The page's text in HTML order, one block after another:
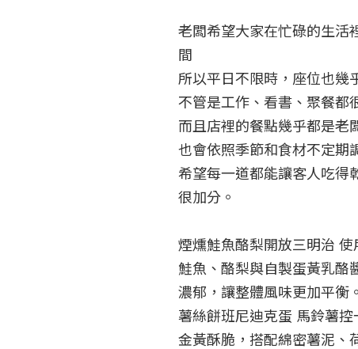
老闆希望大家在忙碌的生活
間
所以平日不限時，座位也幾
不管是工作、看書、聚餐都
而且店裡的餐點幾乎都是老
也會依照季節和食材不定期
希望每一道都能讓客人吃得
很加分。
煙燻鮭魚酪梨開放三明治
鮭魚、酪梨與自製蛋黃乳酪
濃郁，讓整體風味更加平衡。
薯絲餅班尼迪克蛋 馬鈴薯
金黃酥脆，搭配綿密薯泥、